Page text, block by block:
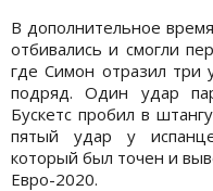
В дополнительное
отбивались и смогли
где Симон отразил три
подряд. Один удар
Бускетс пробил в
пятый удар у
который был точен и
Евро-2020.